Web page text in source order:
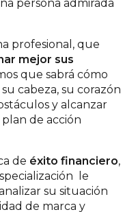
persona admirada
profesional, que
mejor sus
que sabrá cómo
cabeza, su corazón
y alcanzar
de acción
de éxito financiero,
le
su situación
de marca y